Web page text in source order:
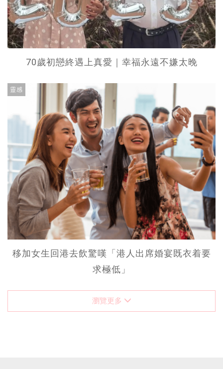
70歲初戀終遇上真愛｜幸福永遠不嫌太晚
靈感
移加女生回港去飲驚嘆「港人出席婚宴既衣着要
求極低」
瀏覽更多